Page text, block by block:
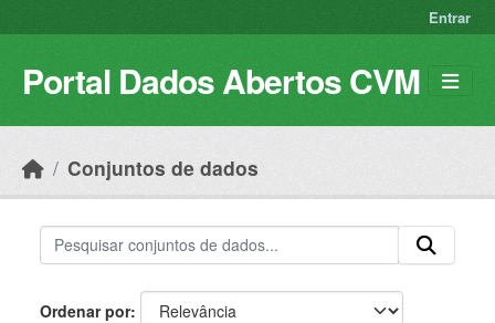
Entrar
Portal Dados Abertos CVM
Conjuntos de dados
Ordenar por